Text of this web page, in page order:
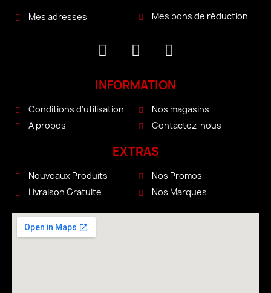
Mes adresses
Mes bons de réduction
INFORMATION
Conditions d'utilisation
A propos
Nos magasins
Contactez-nous
EXTRAS
Nouveaux Produits
Livraison Gratuite
Nos Promos
Nos Marques